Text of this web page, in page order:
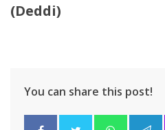
(Deddi)
You can share this post!